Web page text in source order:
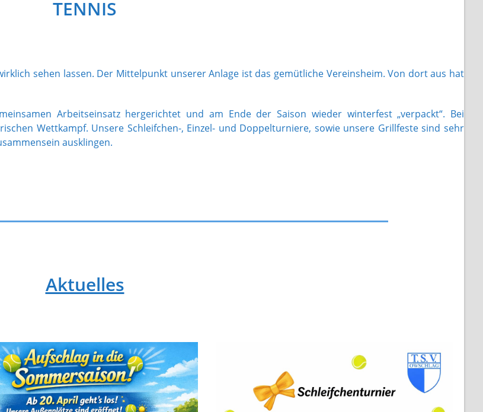
TENNIS
sehen lassen. Der Mittelpunkt unserer Anlage ist das gemütliche Vereinsheim. Von dort aus hat
Arbeitseinsatz hergerichtet und am Ende der Saison wieder winterfest „verpackt“. Bei
Wettkampf. Unsere Schleifchen-, Einzel- und Doppelturniere, sowie unsere Grillfeste sind sehr
ausklingen.
Aktuelles